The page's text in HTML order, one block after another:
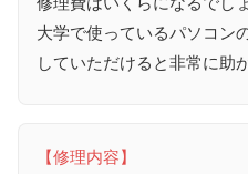
大学で使っているパソコン
していただけると非常に助
【修理内容】